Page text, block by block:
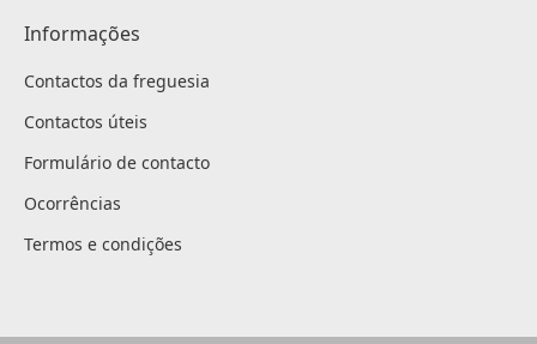
Informações
Contactos da freguesia
Contactos úteis
Formulário de contacto
Ocorrências
Termos e condições